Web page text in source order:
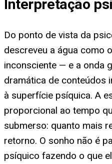
Interpretação
Do ponto de vista da
descreveu a água como
inconsciente — e a onda
dramática de conteúdos
à superfície psíquica. A
proporcional ao tempo
submerso: quanto mais
retorno. O sonho não é
psíquico fazendo o que